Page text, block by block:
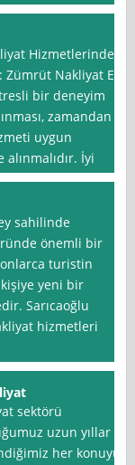
Hizmetlerinde
Nakliyat Ev
bir deneyim
zamandan
uygun
İyi
sahilinde
önemli bir
turistin
kişiye yeni bir
Sarıcaoğlu
hizmetleri
sektörü
uzun yıllar
her konuyu